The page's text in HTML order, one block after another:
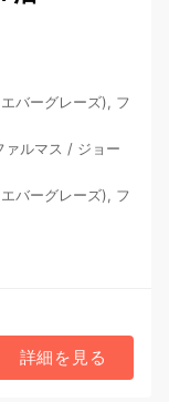
バーグレーズ), フ
ァルマス / ジョー
バーグレーズ), フ
詳細を見る